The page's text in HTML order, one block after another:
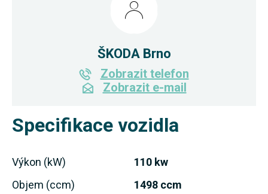
Specifikace vozidla
Výkon (kW)
110 kw
Objem (ccm)
1498 ccm
ŠKODA Brno
Zobrazit telefon
Zobrazit e-mail